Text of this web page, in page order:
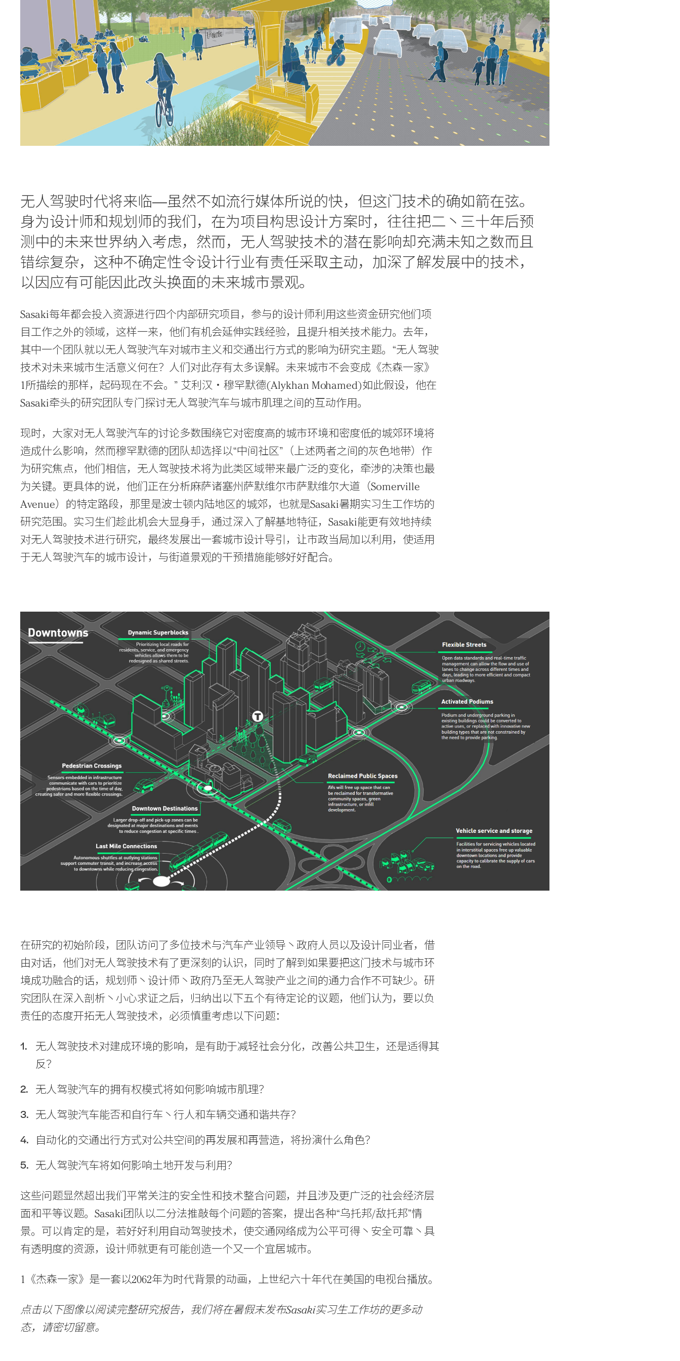
无人驾驶时代将来临—虽然不如流行媒体所说的快，但这门技术的确如箭在弦。
身为设计师和规划师的我们，在为项目构思设计方案时，往往把二丶三十年后预
测中的未来世界纳入考虑，然而，无人驾驶技术的潜在影响却充满未知之数而且
错综复杂，这种不确定性令设计行业有责任采取主动，加深了解发展中的技术，
以因应有可能因此改头换面的未来城市景观。
Sasaki每年都会投入资源进行四个内部研究项目，参与的设计师利用这些资金研究他们项
目工作之外的领域，这样一来，他们有机会延伸实践经验，且提升相关技术能力。去年，
其中一个团队就以无人驾驶汽车对城市主义和交通出行方式的影响为研究主题。“无人驾驶
技术对未来城市生活意义何在？人们对此存有太多误解。未来城市不会变成《杰森一家》
1所描绘的那样，起码现在不会。” 艾利汉・穆罕默德(Alykhan Mohamed)如此假设，他在
Sasaki牵头的研究团队专门探讨无人驾驶汽车与城市肌理之间的互动作用。
现时，大家对无人驾驶汽车的讨论多数围绕它对密度高的城市环境和密度低的城郊环境将
造成什么影响，然而穆罕默德的团队却选择以“中间社区”（上述两者之间的灰色地带）作
为研究焦点，他们相信，无人驾驶技术将为此类区域带来最广泛的变化，牵涉的决策也最
为关键。更具体的说，他们正在分析麻萨诸塞州萨默维尔市萨默维尔大道（Somerville
Avenue）的特定路段，那里是波士顿内陆地区的城郊，也就是Sasaki暑期实习生工作坊的
研究范围。实习生们趁此机会大显身手，通过深入了解基地特征，Sasaki能更有效地持续
对无人驾驶技术进行研究，最终发展出一套城市设计导引，让市政当局加以利用，使适用
于无人驾驶汽车的城市设计，与街道景观的干预措施能够好好配合。
在研究的初始阶段，团队访问了多位技术与汽车产业领导丶政府人员以及设计同业者，借
由对话，他们对无人驾驶技术有了更深刻的认识，同时了解到如果要把这门技术与城市环
境成功融合的话，规划师丶设计师丶政府乃至无人驾驶产业之间的通力合作不可缺少。研
究团队在深入剖析丶小心求证之后，归纳出以下五个有待定论的议题，他们认为，要以负
责任的态度开拓无人驾驶技术，必须慎重考虑以下问题：
无人驾驶技术对建成环境的影响，是有助于减轻社会分化，改善公共卫生，还是适得其
反？
无人驾驶汽车的拥有权模式将如何影响城市肌理？
无人驾驶汽车能否和自行车丶行人和车辆交通和谐共存？
自动化的交通出行方式对公共空间的再发展和再营造，将扮演什么角色？
无人驾驶汽车将如何影响土地开发与利用？
这些问题显然超出我们平常关注的安全性和技术整合问题，并且涉及更广泛的社会经济层
面和平等议题。Sasaki团队以二分法推敲每个问题的答案，提出各种“乌托邦/敌托邦”情
景。可以肯定的是，若好好利用自动驾驶技术，使交通网络成为公平可得丶安全可靠丶具
有透明度的资源，设计师就更有可能创造一个又一个宜居城市。
1《杰森一家》是一套以2062年为时代背景的动画，上世纪六十年代在美国的电视台播放。
点击以下图像以阅读完整研究报告，我们将在暑假末发布Sasaki实习生工作坊的更多动
态，请密切留意。
Practice
Projects
People
Search Sasaki